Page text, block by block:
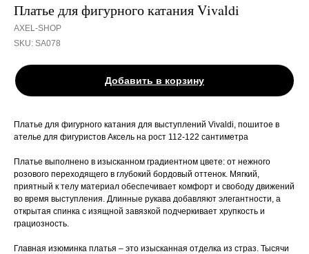
Платье для фигурного катания Vivaldi
AXEL-SHOP
SKU: SA078
Добавить в корзину
Платье для фигурного катания для выступлений Vivaldi, пошитое в
ателье для фигуристов Аксель на рост 112-122 сантиметра
Платье выполнено в изысканном градиентном цвете: от нежного
розового переходящего в глубокий бордовый оттенок. Мягкий,
приятный к телу материал обеспечивает комфорт и свободу движений
во время выступления. Длинные рукава добавляют элегантности, а
открытая спинка с изящной завязкой подчеркивает хрупкость и
грациозность.
Главная изюминка платья – это изысканная отделка из страз. Тысячи